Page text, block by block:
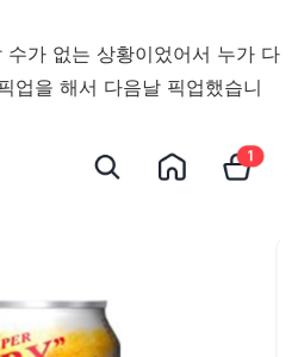
가 없는 상황이었어서 누가 다
업을 해서 다음날 픽업했습니